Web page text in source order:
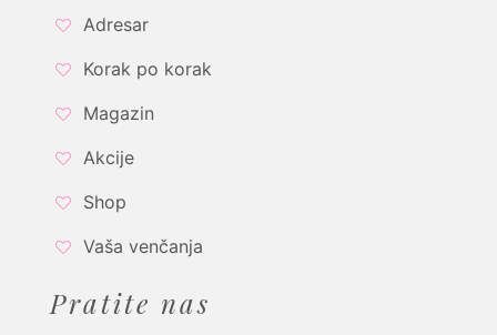
Adresar
Korak po korak
Magazin
Akcije
Shop
Vaša venčanja
Pratite nas